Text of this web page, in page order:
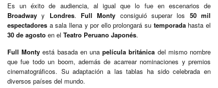
Es un éxito de audiencia, al igual que lo fue en escenarios de
Broadway y Londres. Full Monty consiguió superar los 50 mil
espectadores a sala llena y por ello prolongará su temporadahasta el
30 de agosto en el Teatro Peruano Japonés.
Full Monty está basada en unapelícula británica del mismo nombre
que fue todo un boom, además de acarrear nominaciones y premios
cinematográficos. Su adaptación a las tablas ha sido celebrada en
diversos países del mundo.